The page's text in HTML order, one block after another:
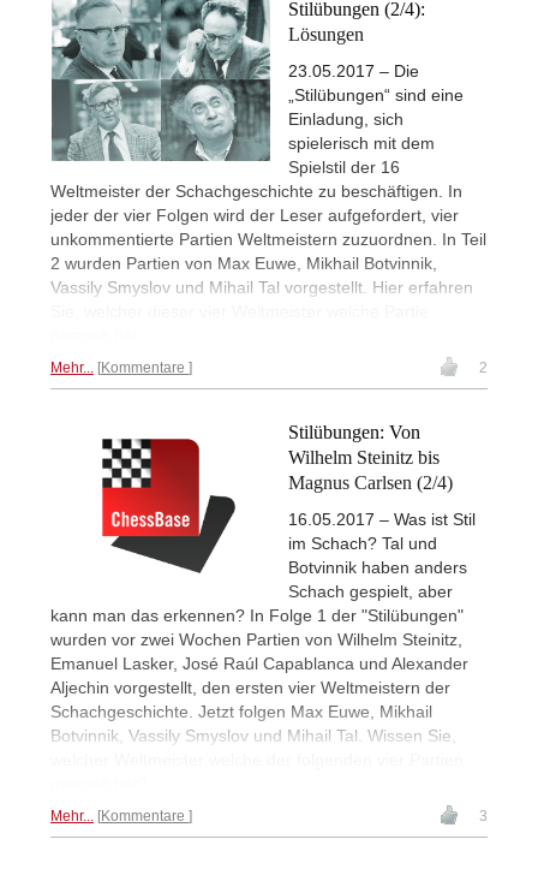
Stilübungen (2/4):
Lösungen
23.05.2017 – Die
„Stilübungen“ sind eine
Einladung, sich
spielerisch mit dem
Spielstil der 16
Weltmeister der Schachgeschichte zu beschäftigen. In
jeder der vier Folgen wird der Leser aufgefordert, vier
unkommentierte Partien Weltmeistern zuzuordnen. In Teil
2 wurden Partien von Max Euwe, Mikhail Botvinnik,
Vassily Smyslov und Mihail Tal vorgestellt. Hier erfahren
Mehr... Kommentare 2
Stilübungen: Von
Wilhelm Steinitz bis
Magnus Carlsen (2/4)
16.05.2017 – Was ist Stil
im Schach? Tal und
Botvinnik haben anders
Schach gespielt, aber
kann man das erkennen? In Folge 1 der "Stilübungen"
wurden vor zwei Wochen Partien von Wilhelm Steinitz,
Emanuel Lasker, José Raúl Capablanca und Alexander
Aljechin vorgestellt, den ersten vier Weltmeistern der
Schachgeschichte. Jetzt folgen Max Euwe, Mikhail
Botvinnik, Vassily Smyslov und Mihail Tal. Wissen Sie,
Mehr... Kommentare 3